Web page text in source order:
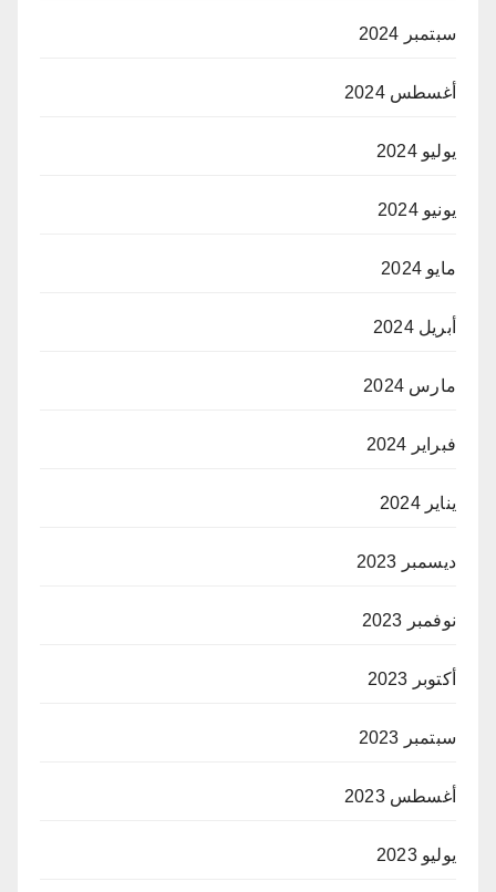
سبتمبر 2024
أغسطس 2024
يوليو 2024
يونيو 2024
مايو 2024
أبريل 2024
مارس 2024
فبراير 2024
يناير 2024
ديسمبر 2023
نوفمبر 2023
أكتوبر 2023
سبتمبر 2023
أغسطس 2023
يوليو 2023